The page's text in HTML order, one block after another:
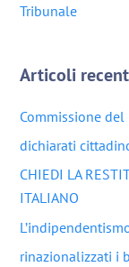
Tribunale
Articoli
Commissione
dichiarati
CHIEDI LA
ITALIANO
rinazionalizzati i